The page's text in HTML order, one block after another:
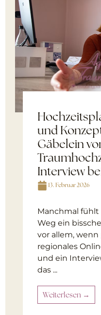
und
Gäbelein
Interview
13. Februar 2026
Manchmal fühlt
Weg ein
vor allem,
regionales
und ein
das ...
Weiterlesen →